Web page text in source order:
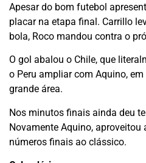
Apesar do bom futebol
placar na etapa final. Carrillo
bola, Roco mandou contra o
O gol abalou o Chile, que
o Peru ampliar com Aquino,
grande área.
Nos minutos finais ainda deu
Novamente Aquino, aproveitou
números finais ao clássico.